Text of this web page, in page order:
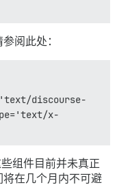
阅此处：
discourse-
x-
组件目前并未真正
在几个月内不可避